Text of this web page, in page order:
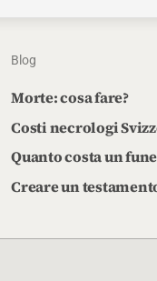
Blog
Morte: cosa fare?
Costi necrologi
Quanto costa un
Creare un